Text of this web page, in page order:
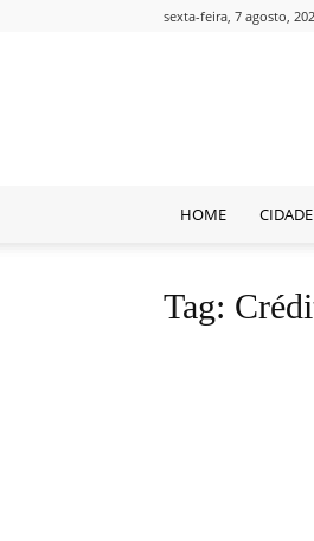
sexta-feira, 7 agosto,
HOME CIDADE
Tag: